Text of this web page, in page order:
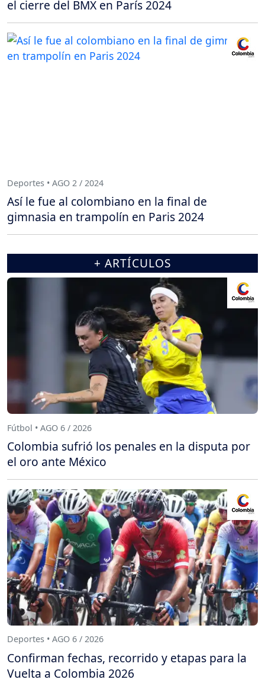
el cierre del BMX en París 2024
Deportes • AGO 2 / 2024
Así le fue al colombiano en la final de
gimnasia en trampolín en Paris 2024
+ ARTÍCULOS
Fútbol • AGO 6 / 2026
Colombia sufrió los penales en la disputa por
el oro ante México
Deportes • AGO 6 / 2026
Confirman fechas, recorrido y etapas para la
Vuelta a Colombia 2026